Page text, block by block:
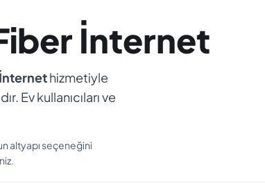
Fiber İnternet
İnternethizmetiyle
Ev kullanıcıları ve
altyapı seçeneğini